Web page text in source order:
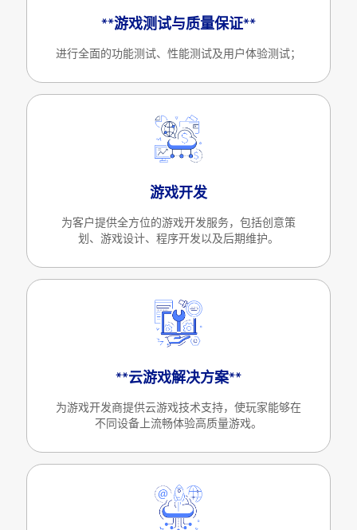
**游戏测试与质量保证**
进行全面的功能测试、性能测试及用户体验测试；
游戏开发
为客户提供全方位的游戏开发服务，包括创意策
划、游戏设计、程序开发以及后期维护。
**云游戏解决方案**
为游戏开发商提供云游戏技术支持，使玩家能够在
不同设备上流畅体验高质量游戏。